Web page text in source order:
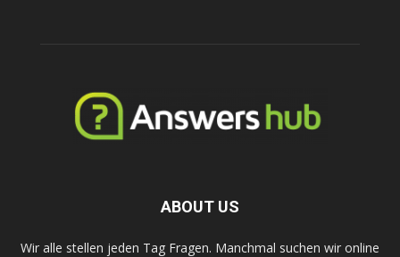
ABOUT US
Wir alle stellen jeden Tag Fragen. Manchmal suchen wir online